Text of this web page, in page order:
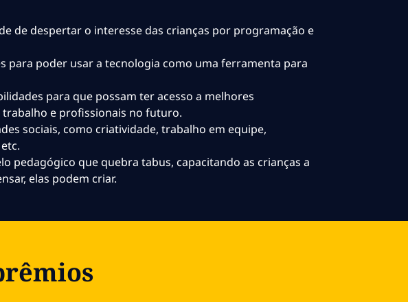
de despertar o interesse das crianças por programação e
para poder usar a tecnologia como uma ferramenta para
para que possam ter acesso a melhores
e profissionais no futuro.
sociais, como criatividade, trabalho em equipe,
pedagógico que quebra tabus, capacitando as crianças a
elas podem criar.